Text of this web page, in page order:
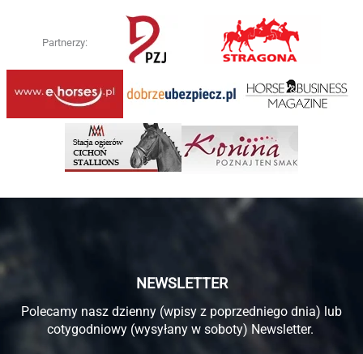
Partnerzy:
NEWSLETTER
Polecamy nasz dzienny (wpisy z poprzedniego dnia) lub
cotygodniowy (wysyłany w soboty) Newsletter.